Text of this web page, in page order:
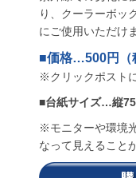
り、クーラーボッ
にご使用いただけ
■価格…500円（
※クリックポスト
■台紙サイズ…縦
※モニターや環境
なって見えること